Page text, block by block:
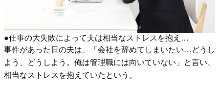
●仕事の大失敗によって夫は相当なストレスを抱え…
事件があった日の夫は、「会社を辞めてしまいたい…どうし
よう、どうしよう。俺は管理職には向いていない」と言い、
相当なストレスを抱えていたという。